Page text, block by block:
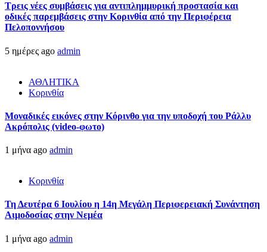
Τρεις νέες συμβάσεις για αντιπλημμυρική προστασία και
οδικές παρεμβάσεις στην Κορινθία από την Περιφέρεια
Πελοποννήσου
5 ημέρες ago admin
ΑΘΛΗΤΙΚΑ
Κορινθία
Μοναδικές εικόνες στην Κόρινθο για την υποδοχή του Ράλλυ
Ακρόπολις (video-φωτο)
1 μήνα ago admin
Κορινθία
Τη Δευτέρα 6 Ιουλίου η 14η Μεγάλη Περιφερειακή Συνάντηση
Αιμοδοσίας στην Νεμέα
1 μήνα ago admin